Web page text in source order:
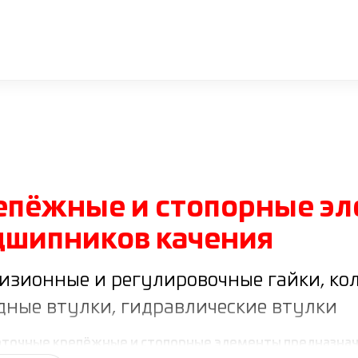
и стопорные
качения
и регулировочные гайки,
втулки, гидравлические втулки
крепёжные и стопорные элементы